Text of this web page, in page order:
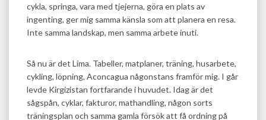
cykla, springa, vara med tjejerna, göra en plats av
ingenting, ger mig samma känsla som att planera en resa.
Inte samma landskap, men samma arbete inuti.
Så nu är det Lima. Tabeller, matplaner, träning, husarbete,
cykling, löpning, Aconcagua någonstans framför mig. I går
levde Kirgizistan fortfarande i huvudet. Idag är det
sågspån, cyklar, fakturor, mathandling, någon sorts
träningsplan och samma gamla försök att få ordning på